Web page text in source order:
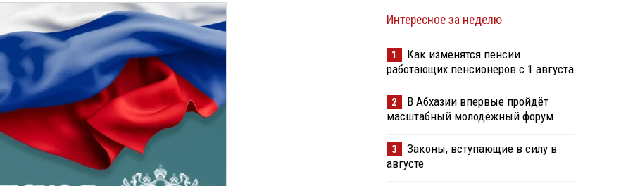
Интересное за неделю
1
Как изменятся пенсии
работающих пенсионеров с 1 августа
2
В Абхазии впервые пройдёт
масштабный молодёжный форум
3
Законы, вступающие в силу в
августе